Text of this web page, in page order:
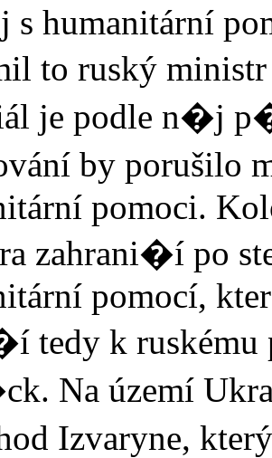
s humanitární
to ruský
je podle n�j
by porušilo
pomoci.
zahrani�í po
pomocí,
tedy k
Na území
Izvaryne,